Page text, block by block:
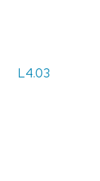
L4.03